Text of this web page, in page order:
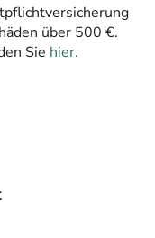
über 500 €.
Sie hier.